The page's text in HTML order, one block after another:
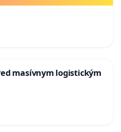
masívnym logistickým